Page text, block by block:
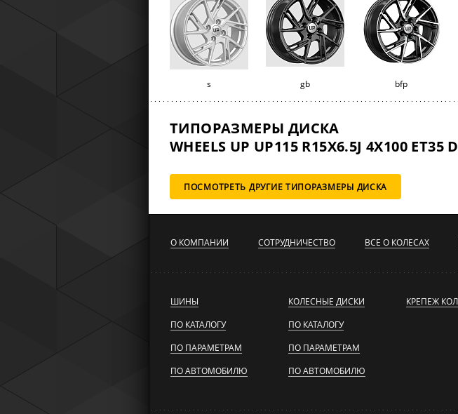
s gb bfp
ТИПОРАЗМЕРЫ ДИСКА
WHEELS UP UP115 R15X6.5J 4X100 ET35
ПОСМОТРЕТЬ ДРУГИЕ ТИПОРАЗМЕРЫ ДИСКА
О КОМПАНИИ СОТРУДНИЧЕСТВО ВСЕ О КОЛЕСАХ
ШИНЫ
ПО КАТАЛОГУ
ПО ПАРАМЕТРАМ
ПО АВТОМОБИЛЮ
КОЛЕСНЫЕ ДИСКИ
ПО КАТАЛОГУ
ПО ПАРАМЕТРАМ
ПО АВТОМОБИЛЮ
КРЕПЕЖ